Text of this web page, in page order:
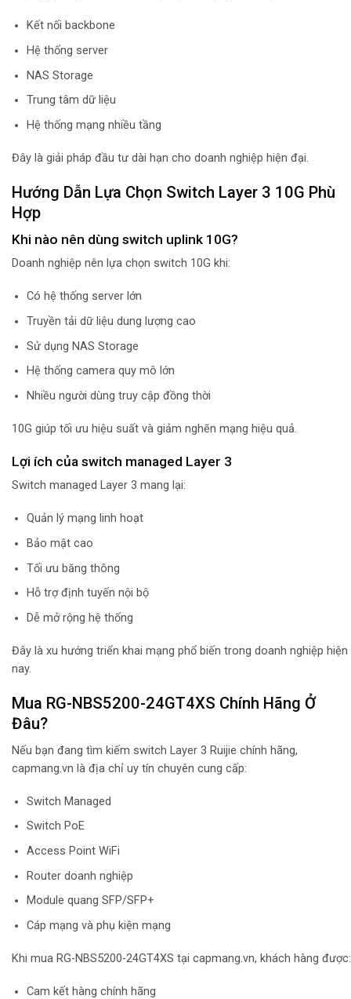
Kết nối backbone
Hệ thống server
NAS Storage
Trung tâm dữ liệu
Hệ thống mạng nhiều tầng
Đây là giải pháp đầu tư dài hạn cho doanh nghiệp hiện đại.
Hướng Dẫn Lựa Chọn Switch Layer 3 10G Phù
Hợp
Khi nào nên dùng switch uplink 10G?
Doanh nghiệp nên lựa chọn switch 10G khi:
Có hệ thống server lớn
Truyền tải dữ liệu dung lượng cao
Sử dụng NAS Storage
Hệ thống camera quy mô lớn
Nhiều người dùng truy cập đồng thời
10G giúp tối ưu hiệu suất và giảm nghẽn mạng hiệu quả.
Lợi ích của switch managed Layer 3
Switch managed Layer 3 mang lại:
Quản lý mạng linh hoạt
Bảo mật cao
Tối ưu băng thông
Hỗ trợ định tuyến nội bộ
Dễ mở rộng hệ thống
Đây là xu hướng triển khai mạng phổ biến trong doanh nghiệp hiện
nay.
Mua RG-NBS5200-24GT4XS Chính Hãng Ở
Đâu?
Nếu bạn đang tìm kiếm switch Layer 3 Ruijie chính hãng,
capmang.vn là địa chỉ uy tín chuyên cung cấp:
Switch Managed
Switch PoE
Access Point WiFi
Router doanh nghiệp
Module quang SFP/SFP+
Cáp mạng và phụ kiện mạng
Khi mua RG-NBS5200-24GT4XS tại capmang.vn, khách hàng được:
Cam kết hàng chính hãng